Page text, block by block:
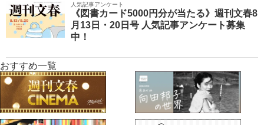
人気記事アンケート
《図書カード5000円分が当たる》週刊文春8
月13日・20日号 人気記事アンケート募集
中！
おすすめ一覧